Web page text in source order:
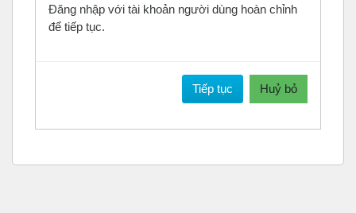
Đăng nhập với tài khoản người dùng hoàn chỉnh
để tiếp tục.
Tiếp tục Huỷ bỏ